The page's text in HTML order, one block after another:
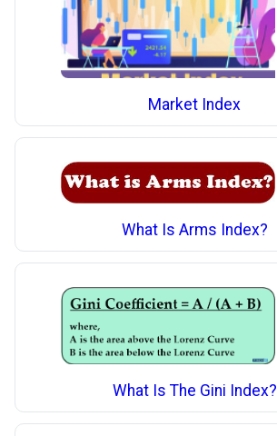
Market Index
What Is Arms Index?
What Is The Gini Index?